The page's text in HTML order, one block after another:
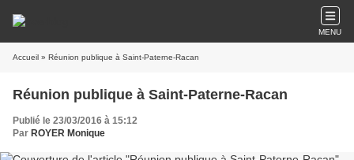
MENU
Accueil » Réunion publique à Saint-Paterne-Racan
Réunion publique à Saint-Paterne-Racan
Publié le 23/03/2016 à 15:12
Par ROYER Monique